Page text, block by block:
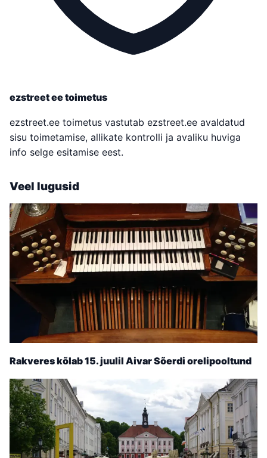
ezstreet ee toimetus
ezstreet.ee toimetus vastutab ezstreet.ee avaldatud
sisu toimetamise, allikate kontrolli ja avaliku huviga
info selge esitamise eest.
Veel lugusid
Rakveres kõlab 15. juulil Aivar Sõerdi orelipooltund